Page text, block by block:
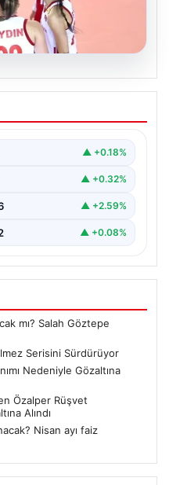
Yenilmez
gösterdiği üstün
▲ +0.18%
▲ +0.32%
▲ +2.59%
▲ +0.08%
mı? Salah Göztepe
Serisini Sürdürüyor
Nedeniyle Gözaltına
Özalper Rüşvet
Alındı
Nisan ayı faiz